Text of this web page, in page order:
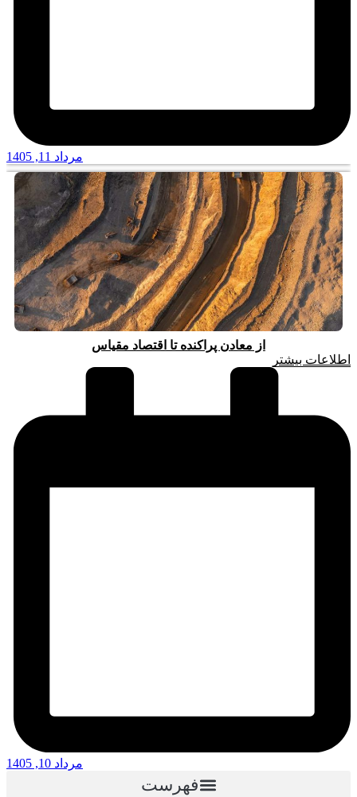
مرداد 11, 1405
از معادن پراکنده تا اقتصاد مقیاس
اطلاعات بیشتر
مرداد 10, 1405
فهرست